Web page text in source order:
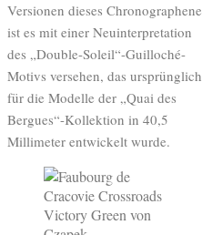
Versionen dieses Chronographene
ist es mit einer Neuinterpretation
des „Double-Soleil“-Guilloché-
Motivs versehen, das ursprünglich
für die Modelle der „Quai des
Bergues“-Kollektion in 40,5
Millimeter entwickelt wurde.